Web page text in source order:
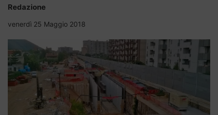
Redazione
venerdì 25 Maggio 2018